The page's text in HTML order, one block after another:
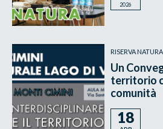
2026
RISERVA
Un
territorio
comunità
18